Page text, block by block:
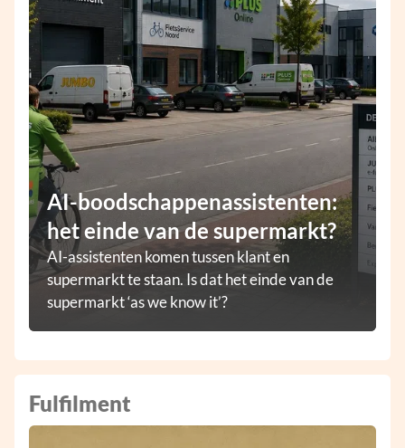
AI-boodschappenassistenten:
het einde van de supermarkt?
AI-assistenten komen tussen klant en
supermarkt te staan. Is dat het einde van de
supermarkt ‘as we know it’?
Fulfilment